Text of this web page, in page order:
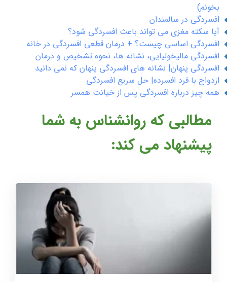
بخونم)
افسردگی در سالمندان
آیا سکته مغزی می تواند باعث افسردگی شود؟
افسردگی اساسی چیست؟ + درمان قطعی افسردگی در خانه
افسردگی مالیخولیایی، نشانه ها، نحوه تشخیص و درمان
افسردگی پنهان| نشانه های افسردگی پنهان که نمی دانید
ازدواج با فرد افسرده| حل سریع افسردگی
همه چیز درباره افسردگی پس از خیانت همسر
مطالبی که روانشناس به شما
پیشنهاد می کند: